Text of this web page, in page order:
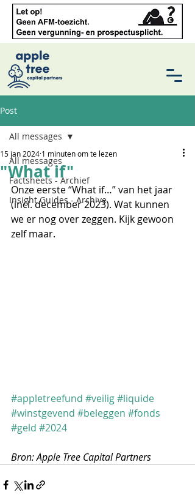
Post
All messages
Factsheets - Archief
Insight Guides - Archive
All messages
"What if"
15 jan 2024 1 minuten om te lezen
Onze eerste “What if…” van het jaar
(incl. december 2023). Wat kunnen
we er nog over zeggen. Kijk gewoon
zelf maar.
#appletreefund #veilig#liquide
#winstgevend #beleggen #fonds
#geld #2024
Bron: Apple Tree Capital Partners